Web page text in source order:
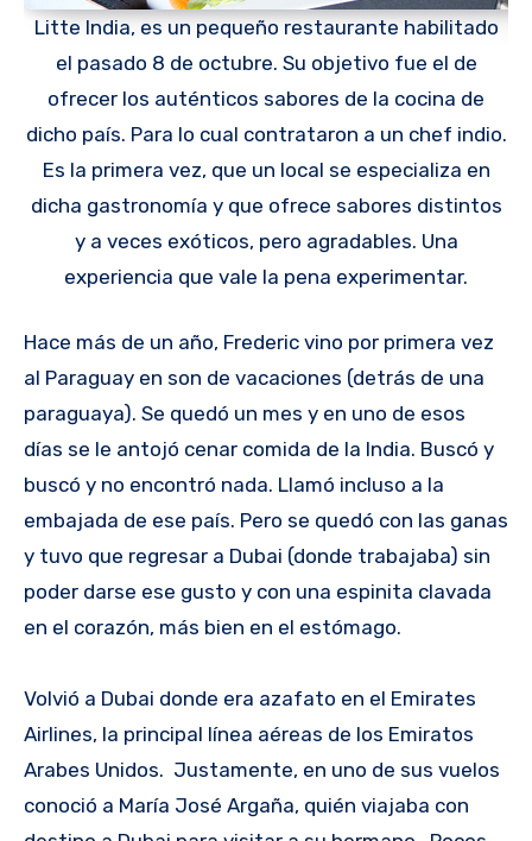
Litte India, es un pequeño restaurante habilitado
el pasado 8 de octubre. Su objetivo fue el de
ofrecer los auténticos sabores de la cocina de
dicho país. Para lo cual contrataron a un chef indio.
Es la primera vez, que un local se especializa en
dicha gastronomía y que ofrece sabores distintos
y a veces exóticos, pero agradables. Una
experiencia que vale la pena experimentar.
Hace más de un año, Frederic vino por primera vez
al Paraguay en son de vacaciones (detrás de una
paraguaya). Se quedó un mes y en uno de esos
días se le antojó cenar comida de la India. Buscó y
buscó y no encontró nada. Llamó incluso a la
embajada de ese país. Pero se quedó con las ganas
y tuvo que regresar a Dubai (donde trabajaba) sin
poder darse ese gusto y con una espinita clavada
en el corazón, más bien en el estómago.
Volvió a Dubai donde era azafato en el Emirates
Airlines, la principal línea aéreas de los Emiratos
Arabes Unidos. Justamente, en uno de sus vuelos
conoció a María José Argaña, quién viajaba con